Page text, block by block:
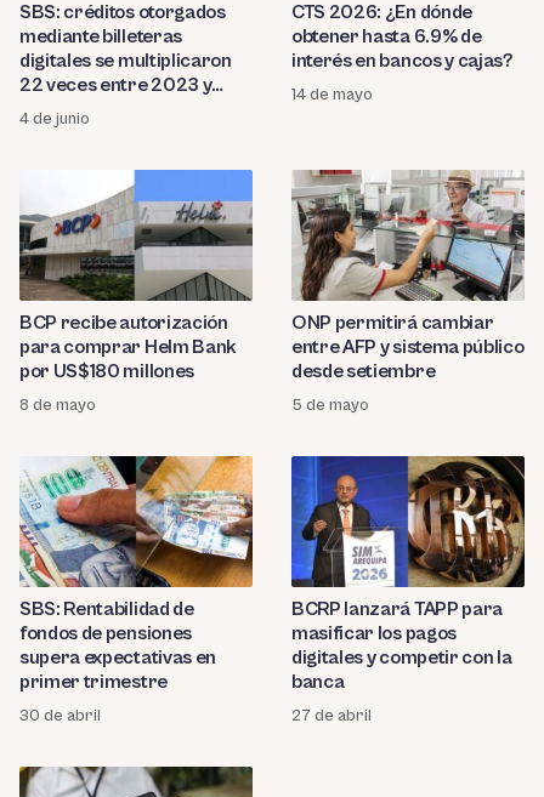
SBS: créditos otorgados
mediante billeteras
digitales se multiplicaron
22 veces entre 2023 y
2025
4 de junio
CTS 2026: ¿En dónde
obtener hasta 6.9% de
interés en bancos y cajas?
14 de mayo
BCP recibe autorización
para comprar Helm Bank
por US$180 millones
8 de mayo
ONP permitirá cambiar
entre AFP y sistema público
desde setiembre
5 de mayo
SBS: Rentabilidad de
fondos de pensiones
supera expectativas en
primer trimestre
30 de abril
BCRP lanzará TAPP para
masificar los pagos
digitales y competir con la
banca
27 de abril